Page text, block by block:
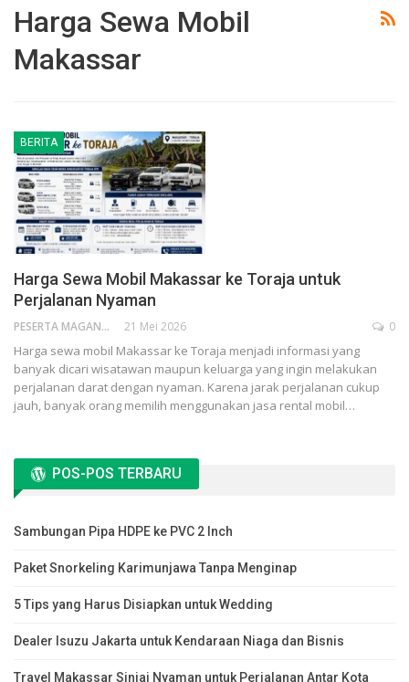
Harga Sewa Mobil
Makassar
BERITA
Harga Sewa Mobil Makassar ke Toraja untuk
Perjalanan Nyaman
PESERTA MAGANG 21 Mei 2026 0
Harga sewa mobil Makassar ke Toraja menjadi informasi yang
banyak dicari wisatawan maupun keluarga yang ingin melakukan
perjalanan darat dengan nyaman. Karena jarak perjalanan cukup
jauh, banyak orang memilih menggunakan jasa rental mobil…
POS-POS TERBARU
Sambungan Pipa HDPE ke PVC 2 Inch
Paket Snorkeling Karimunjawa Tanpa Menginap
5 Tips yang Harus Disiapkan untuk Wedding
Dealer Isuzu Jakarta untuk Kendaraan Niaga dan Bisnis
Travel Makassar Sinjai Nyaman untuk Perjalanan Antar Kota